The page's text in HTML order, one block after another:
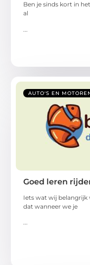
Ben je sinds kort in
al
AUTO'S EN
Goed leren
Iets wat wij belangrijk
dat wanneer we je
...